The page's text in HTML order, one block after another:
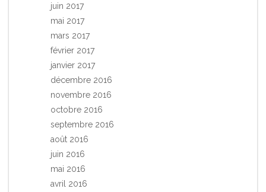
juin 2017
mai 2017
mars 2017
février 2017
janvier 2017
décembre 2016
novembre 2016
octobre 2016
septembre 2016
août 2016
juin 2016
mai 2016
avril 2016